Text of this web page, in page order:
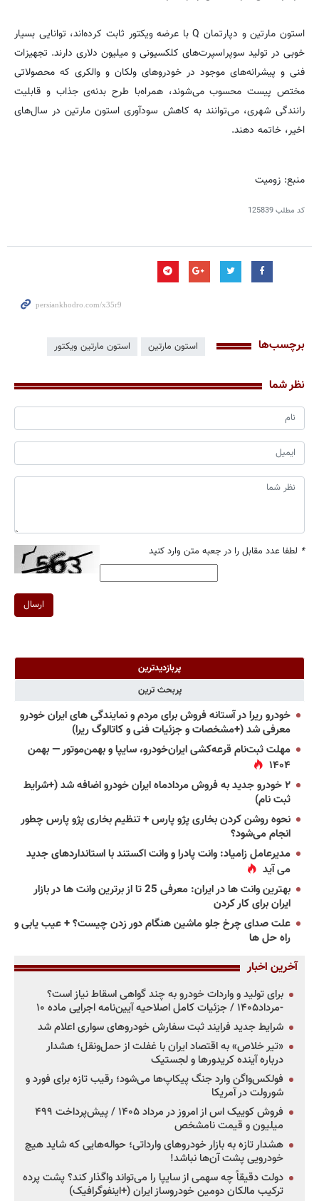
استون مارتین و دپارتمان Q با عرضه ویکتور ثابت کرده‌اند، توانایی بسیار
خوبی در تولید سوپراسپرت‌های کلکسیونی و میلیون دلاری دارند. تجهیزات
فنی و پیشرانه‌های موجود در خودروهای ولکان و والکری که محصولاتی
مختص پیست محسوب می‌شوند، همراه‌با طرح بدنه‌ی جذاب و قابلیت
رانندگی شهری، می‌توانند به کاهش سودآوری استون مارتین در سال‌های
اخیر، خاتمه دهند.
منبع: زومیت
کد مطلب125839
برچسب‌ها استون مارتین استون مارتین ویکتور
نظر شما
* لطفا عدد مقابل را در جعبه متن وارد کنید
ارسال
پربازدیدترین
پربحث ترین
خودرو ریرا در آستانه فروش برای مردم و نمایندگی های ایران خودرو
معرفی شد (+مشخصات و جزئیات فنی و کاتالوگ ریرا)
مهلت ثبت‌نام قرعه‌کشی ایران‌خودرو، سایپا و بهمن‌موتور — بهمن
۱۴۰۴
۲ خودرو جدید به فروش مردادماه ایران خودرو اضافه شد (+شرایط
ثبت نام)
نحوه روشن کردن بخاری پژو پارس + تنظیم بخاری پژو پارس چطور
انجام می‌شود؟
مدیرعامل زامیاد: وانت پادرا و وانت اکستند با استانداردهای جدید
می آید
بهترین وانت ها در ایران: معرفی 25 تا از برترین وانت ها در بازار
ایران برای کار کردن
علت صدای چرخ جلو ماشین هنگام دور زدن چیست؟ + عیب یابی و
راه حل ها
آخرین اخبار
برای تولید و واردات خودرو به چند گواهی اسقاط نیاز است؟
-مرداد۱۴۰۵ / جزئیات کامل اصلاحیه آیین‌نامه اجرایی ماده ۱۰
شرایط جدید فرایند ثبت سفارش خودروهای سواری اعلام شد
«تیر خلاص» به اقتصاد ایران با غفلت از حمل‌ونقل؛ هشدار
درباره آینده کریدورها و لجستیک
فولکس‌واگن وارد جنگ پیکاپ‌ها می‌شود؛ رقیب تازه برای فورد و
شورولت در آمریکا
فروش کوییک اس از امروز در مرداد ۱۴۰۵ / پیش‌پرداخت ۴۹۹
میلیون و قیمت نامشخص
هشدار تازه به بازار خودروهای وارداتی؛ حواله‌هایی که شاید هیچ
خودرویی پشت آن‌ها نباشد!
دولت دقیقاً چه سهمی از سایپا را می‌تواند واگذار کند؟ پشت پرده
ترکیب مالکان دومین خودروساز ایران (+اینفوگرافیک)